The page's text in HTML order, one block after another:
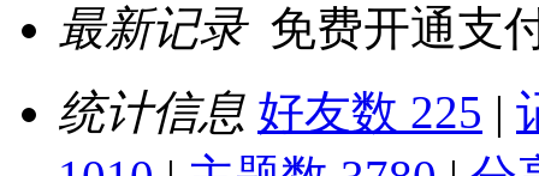
最新记录 免费开通支
统计信息 好友数 225 |